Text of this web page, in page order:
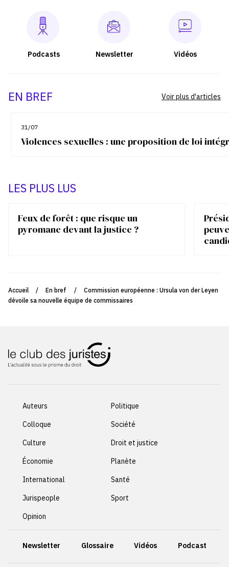
Podcasts Newsletter Vidéos
EN BREF
31/07
Violences sexuelles : une proposition de loi
Voir plus d'articles
LES PLUS LUS
Feux de forêt : que risque un
pyromane devant la justice ?
Accueil / En bref /
Commission européenne : Ursula von der Leyen
dévoile sa nouvelle équipe de commissaires
Auteurs
Colloque
Culture
Économie
International
Jurispeople
Opinion
Politique
Société
Droit et justice
Planète
Santé
Sport
Newsletter Glossaire Vidéos Podcast